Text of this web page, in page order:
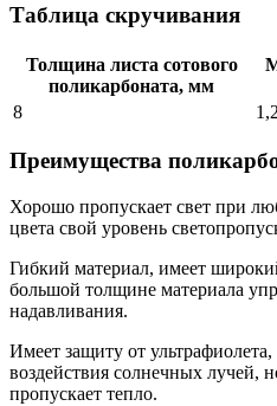
Таблица скручивания
Толщина листа сотового
поликарбоната, мм
8
1,2
Преимущества
Хорошо пропускает свет при
цвета свой уровень
Гибкий материал, имеет
большой толщине материала
надавливания.
Имеет защиту от
воздействия солнечных лучей,
пропускает тепло.